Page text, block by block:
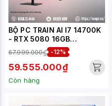
BỘ PC TRAIN AI I7 14700K
- RTX 5080 16GB
(XUEPC120-TA)
67.999.000₫ -12%
59.555.000₫
Còn hàng